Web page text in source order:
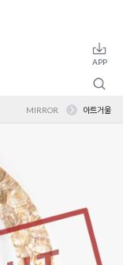
MIRROR 아트거울